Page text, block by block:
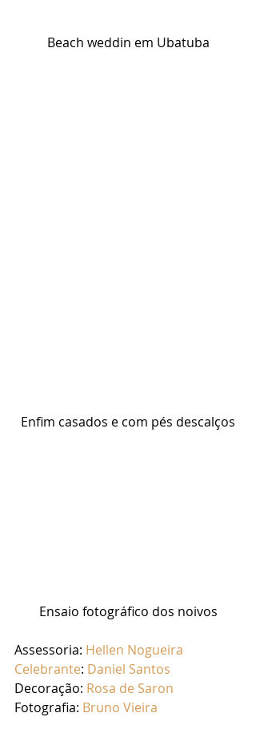
Beach weddin em Ubatuba
Enfim casados e com pés descalços
Ensaio fotográfico dos noivos
Assessoria: Hellen Nogueira
Celebrante: Daniel Santos
Decoração: Rosa de Saron
Fotografia: Bruno Vieira